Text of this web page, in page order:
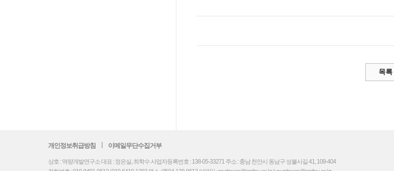
개인정보취급방침 이메일무단수집거부
상호 : 역량개발연구소 대표 : 정은실, 최학수 사업자등록번호 : 138-05-33271 주소 : 충남 천안시 동남구 성불사길 41, 109-404